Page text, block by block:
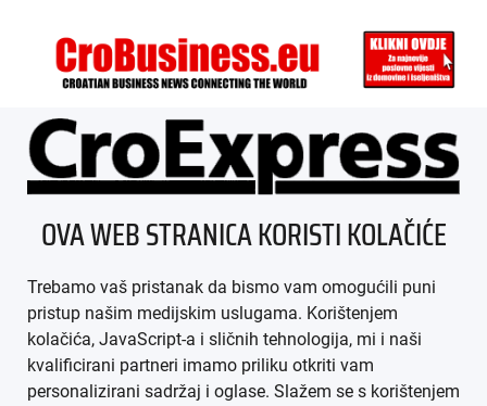
ÜBER UNS
IMPRESSUM
AGB
DATENSCHUTZ
OVA WEB STRANICA KORISTI KOLAČIĆE
Trebamo vaš pristanak da bismo vam omogućili puni
pristup našim medijskim uslugama. Korištenjem
kolačića, JavaScript-a i sličnih tehnologija, mi i naši
kvalificirani partneri imamo priliku otkriti vam
personalizirani sadržaj i oglase. Slažem se s korištenjem